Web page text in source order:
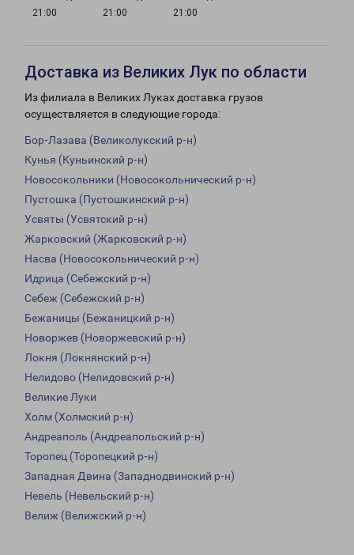
21:00
21:00
21:00
Доставка из Великих Лук по области
Из филиала в Великих Луках доставка грузов
осуществляется в следующие города:
Бор-Лазава (Великолукский р-н)
Кунья (Куньинский р-н)
Новосокольники (Новосокольнический р-н)
Пустошка (Пустошкинский р-н)
Усвяты (Усвятский р-н)
Жарковский (Жарковский р-н)
Насва (Новосокольнический р-н)
Идрица (Себежский р-н)
Себеж (Себежский р-н)
Бежаницы (Бежаницкий р-н)
Новоржев (Новоржевский р-н)
Локня (Локнянский р-н)
Нелидово (Нелидовский р-н)
Великие Луки
Холм (Холмский р-н)
Андреаполь (Андреапольский р-н)
Торопец (Торопецкий р-н)
Западная Двина (Западнодвинский р-н)
Невель (Невельский р-н)
Велиж (Велижский р-н)